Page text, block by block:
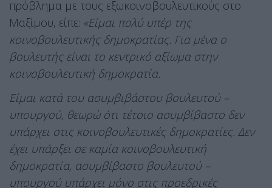
πρόβλημα με τους εξωκοινοβουλευτικούς στο
Μαξίμου, είπε: «Είμαι πολύ υπέρ της
κοινοβουλευτικής δημοκρατίας. Για μένα ο
βουλευτής είναι το κεντρικό αξίωμα στην
κοινοβουλευτική δημοκρατία.
Είμαι κατά του ασυμβιβάστου βουλευτού –
υπουργού, θεωρώ ότι τέτοιο ασυμβίβαστο δεν
υπάρχει στις κοινοβουλευτικές δημοκρατίες. Δεν
έχει υπάρξει σε καμία κοινοβουλευτική
δημοκρατία, ασυμβίβαστο βουλευτού –
υπουργού υπάρχει μόνο στις προεδρικές